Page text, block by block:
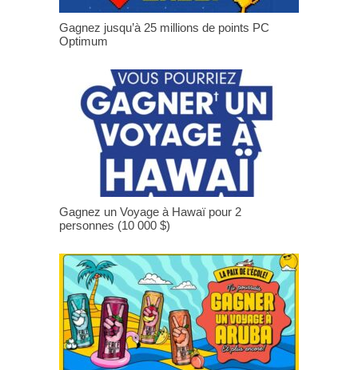
Gagnez jusqu’à 25 millions de points PC
Optimum
Gagnez un Voyage à Hawaï pour 2
personnes (10 000 $)